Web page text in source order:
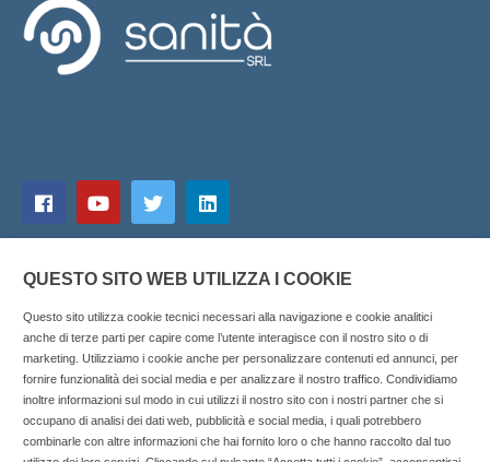
Copyright © 2025 SOCIALFARMA - La piattaforma web per i
professionisti della farmacia. Tutti i diritti riservati.
QUESTO SITO WEB UTILIZZA I COOKIE
Questo sito utilizza cookie tecnici necessari alla navigazione e cookie analitici
anche di terze parti per capire come l’utente interagisce con il nostro sito o di
marketing. Utilizziamo i cookie anche per personalizzare contenuti ed annunci, per
fornire funzionalità dei social media e per analizzare il nostro traffico. Condividiamo
inoltre informazioni sul modo in cui utilizzi il nostro sito con i nostri partner che si
occupano di analisi dei dati web, pubblicità e social media, i quali potrebbero
combinarle con altre informazioni che hai fornito loro o che hanno raccolto dal tuo